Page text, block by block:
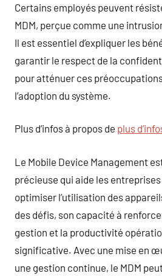
Certains employés peuvent
MDM, perçue comme une
Il est essentiel d’expliquer les
garantir le respect de la
pour atténuer ces
l’adoption du système.
Plus d’infos à propos de plus
Le Mobile Device Management
précieuse qui aide les
optimiser l’utilisation des
des défis, son capacité à
gestion et la productivité
significative. Avec une mise en
une gestion continue, le MDM